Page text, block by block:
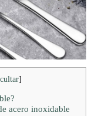
]
acero inoxidable